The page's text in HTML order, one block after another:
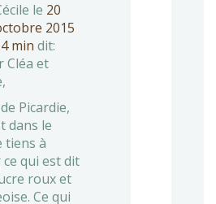
le 20
2015
min dit:
Cléa et
Picardie,
dans le
tiens à
qui est dit
roux et
Ce qui